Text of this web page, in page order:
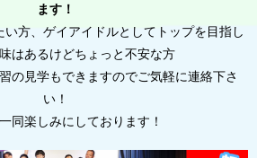
ます！
方、ゲイアイドルとしてトップを目指し
はあるけどちょっと不安な方
の見学もできますのでご気軽に連絡下さ
い！
同楽しみにしております！